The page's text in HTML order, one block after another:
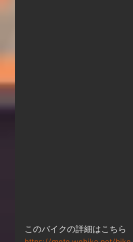
このバイクの詳細はこちら